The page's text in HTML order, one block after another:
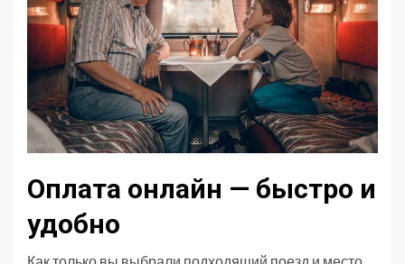
Оплата онлайн — быстро и
удобно
Как только вы выбрали подходящий поезд и место,